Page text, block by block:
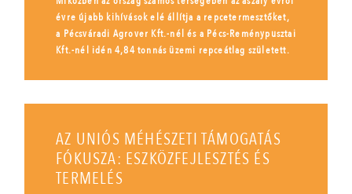
évre újabb kihívások elé állítja a repcetermesztőket,
a Pécsváradi Agrover Kft.-nél és a Pécs-Reménypusztai
Kft.-nél idén 4,84 tonnás üzemi repceátlag született.
AZ UNIÓS MÉHÉSZETI TÁMOGATÁS
FÓKUSZA: ESZKÖZFEJLESZTÉS ÉS
TERMELÉS